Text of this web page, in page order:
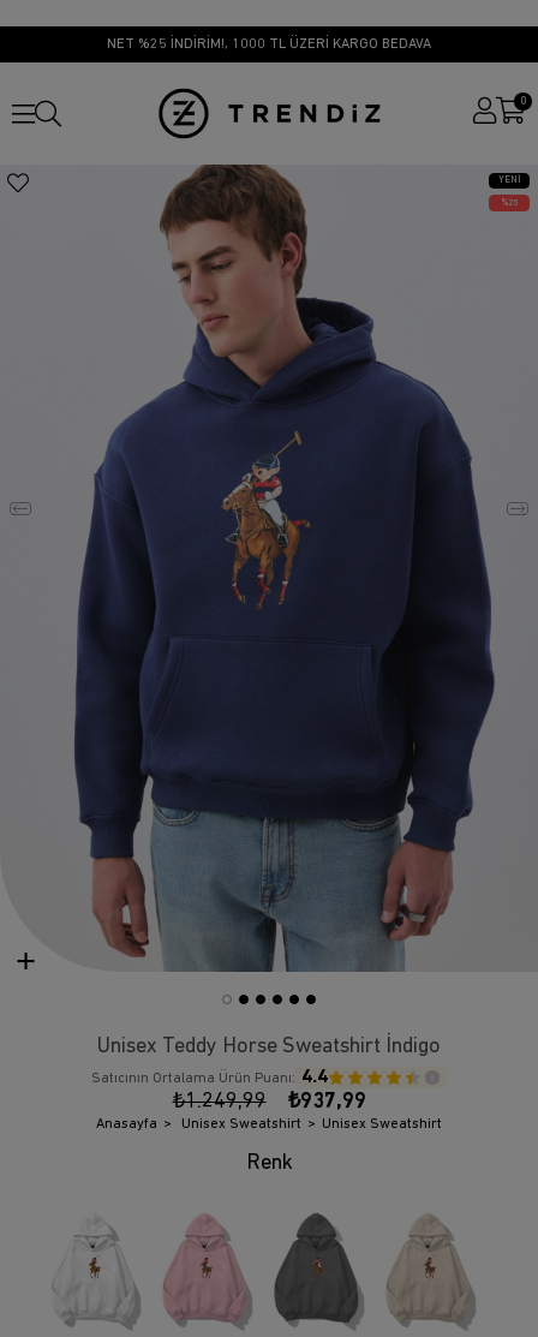
NET %25 İNDİRİM!, 1000 TL ÜZERİ KARGO BEDAVA
0
YENI
ÜRÜN
25
Unisex Teddy Horse Sweatshirt İndigo
Satıcının Ortalama Ürün Puanı: 4.4
₺1.249,99 ₺937,99
Anasayfa Unisex Sweatshirt Unisex Sweatshirt